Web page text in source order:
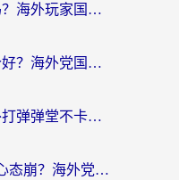
在国外也能玩穿越火线吗？海外玩家国服游戏畅玩终极指南
美国率土之滨加速器哪个好？海外党国服游戏畅玩终极指南（附多游戏解决方案）
海外党必看：怎么在国外打弹弹堂不卡？番茄加速器亲测指南
英国崩坏学园2延迟高到心态崩？海外党国服游戏加速终极指南